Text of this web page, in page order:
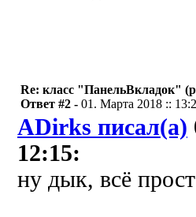
Re: класс "ПанельВкладок"
Ответ #2 - 01. Марта 2018 ::
ADirks писал(а)
12:15:
ну дык, всё